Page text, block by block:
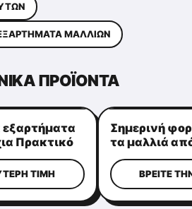
ΜΑΛΛΙΏΝ
ΠΡΟΪΌΝΤΑ
Πρακτικό
ΤΙΜΉ
Σημερινή
τα μαλλιά
αλόγου,
τις κυρίες
ΒΡΕΊΤΕ